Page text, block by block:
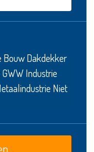
BouwDakdekker
GWWIndustrie
Niet